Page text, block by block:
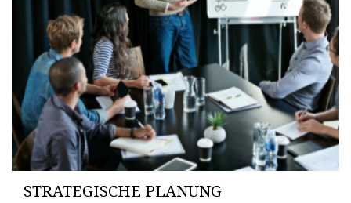
STRATEGISCHE PLANUNG